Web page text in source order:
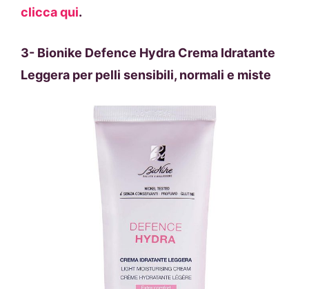
clicca qui.
3- Bionike Defence Hydra Crema Idratante
Leggera per pelli sensibili, normali e miste